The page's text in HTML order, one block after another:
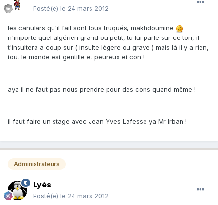
Posté(e) le 24 mars 2012
les canulars qu'il fait sont tous truqués, makhdoumine
n'importe quel algérien grand ou petit, tu lui parle sur ce ton, il
t'insultera a coup sur ( insulte légere ou grave ) mais là il y a rien,
tout le monde est gentille et peureux et con !
aya il ne faut pas nous prendre pour des cons quand même !
il faut faire un stage avec Jean Yves Lafesse ya Mr Irban !
Administrateurs
Lyès
Posté(e) le 24 mars 2012